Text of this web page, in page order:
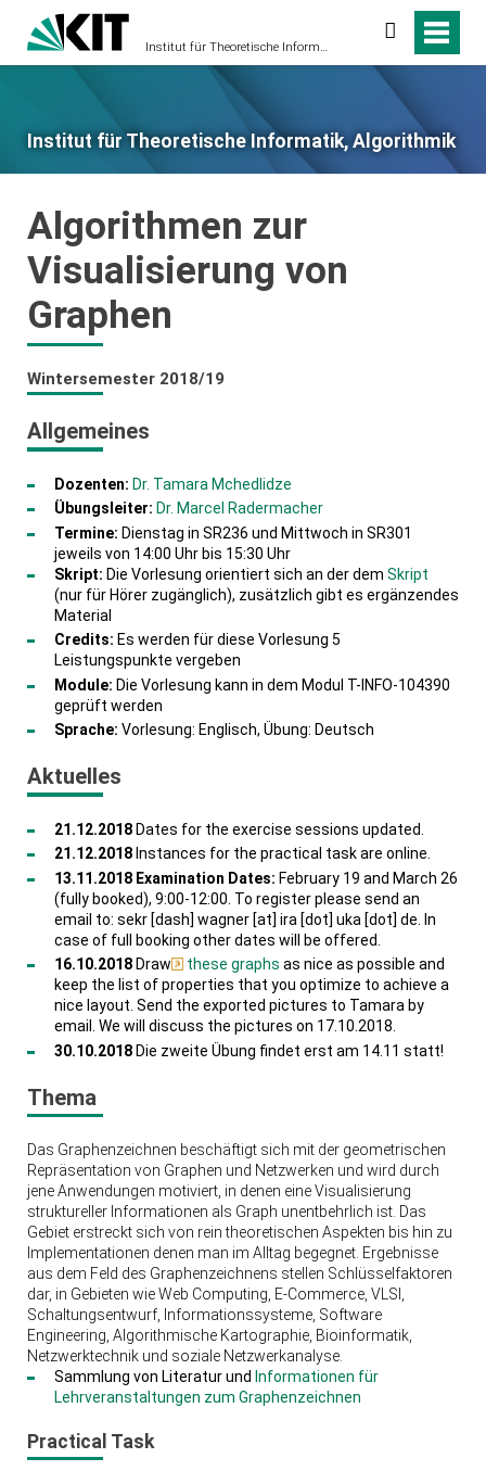
Institut für Theoretische Informatik, Algorithmik
Suche
Institut für Theoretische Informatik, Algorithmik
Algorithmen zur
Visualisierung von
Graphen
Wintersemester 2018/19
Allgemeines
Dozenten: Dr. Tamara Mchedlidze
Übungsleiter: Dr. Marcel Radermacher
Termine: Dienstag in SR236 und Mittwoch in SR301
jeweils von 14:00 Uhr bis 15:30 Uhr
Skript: Die Vorlesung orientiert sich an der dem Skript
(nur für Hörer zugänglich), zusätzlich gibt es ergänzendes
Material
Credits: Es werden für diese Vorlesung 5
Leistungspunkte vergeben
Module: Die Vorlesung kann in dem Modul T-INFO-104390
geprüft werden
Sprache: Vorlesung: Englisch, Übung: Deutsch
Aktuelles
21.12.2018Dates for the exercise sessions updated.
21.12.2018Instances for the practical task are online.
13.11.2018 Examination Dates: February 19 and March 26
(fully booked), 9:00-12:00. To register please send an
email to: sekr [dash] wagner [at] ira [dot] uka [dot] de. In
case of full booking other dates will be offered.
16.10.2018Draw these graphs as nice as possible and
keep the list of properties that you optimize to achieve a
nice layout. Send the exported pictures to Tamara by
email. We will discuss the pictures on 17.10.2018.
30.10.2018Die zweite Übung findet erst am 14.11 statt!
Thema
Das Graphenzeichnen beschäftigt sich mit der geometrischen
Repräsentation von Graphen und Netzwerken und wird durch
jene Anwendungen motiviert, in denen eine Visualisierung
struktureller Informationen als Graph unentbehrlich ist. Das
Gebiet erstreckt sich von rein theoretischen Aspekten bis hin zu
Implementationen denen man im Alltag begegnet. Ergebnisse
aus dem Feld des Graphenzeichnens stellen Schlüsselfaktoren
dar, in Gebieten wie Web Computing, E-Commerce, VLSI,
Schaltungsentwurf, Informationssysteme, Software
Engineering, Algorithmische Kartographie, Bioinformatik,
Netzwerktechnik und soziale Netzwerkanalyse.
Sammlung von Literatur und Informationen für
Lehrveranstaltungen zum Graphenzeichnen
Practical Task